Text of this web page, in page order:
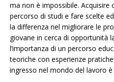
ma non è impossibile.
percorso di studi e fare scelte
la differenza nel migliorare le
giovane in cerca di opportunità
l’importanza di un percorso
teoriche con esperienze
ingresso nel mondo del lavoro